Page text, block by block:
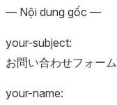
— Nội dung gốc —
your-subject:
お問い合わせフォーム
your-name: